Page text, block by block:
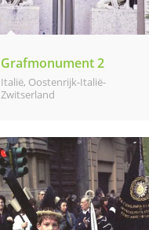
Grafmonument 2
Italië, Oostenrijk-Italië-
Zwitserland